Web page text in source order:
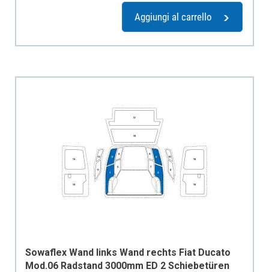
Aggiungi al carrello
Sowaflex Wand links Wand rechts Fiat Ducato
Mod.06 Radstand 3000mm ED 2 Schiebetüren